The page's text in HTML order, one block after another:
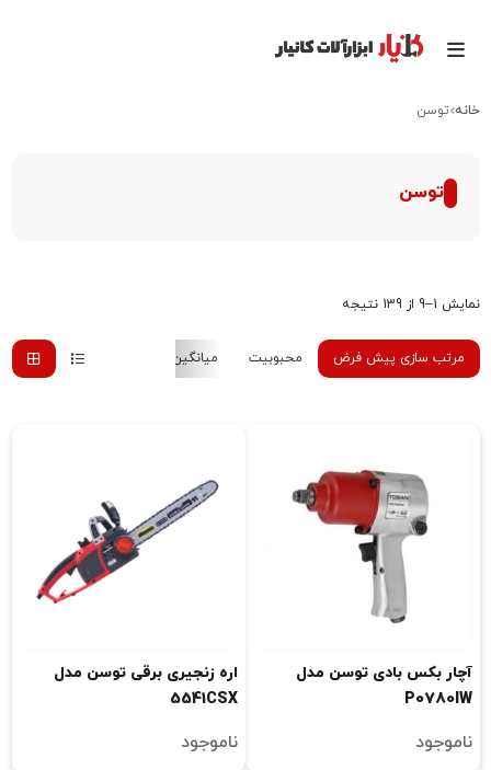
خانه توسن
توسن
نمایش 1–9 از 139 نتیجه
مرتب سازی پیش فرض محبوبیت میانگین رتبه جدیدترین
آچار بکس بادی توسن مدل
P0780IW
ناموجود
اره زنجیری برقی توسن مدل
5541CSX
ناموجود